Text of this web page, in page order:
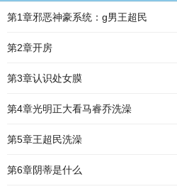
第1章邪恶神豪系统：g男王超民
第2章开房
第3章认识处女膜
第4章光明正大看马睿乔洗澡
第5章王超民洗澡
第6章阴蒂是什么